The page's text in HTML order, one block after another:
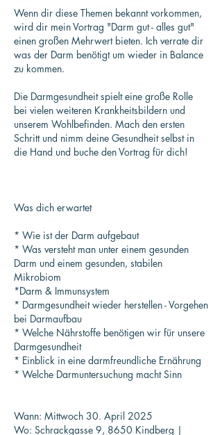
Wenn dir diese Themen bekannt vorkommen,
wird dir mein Vortrag "Darm gut - alles gut"
einen großen Mehrwert bieten. Ich verrate dir
was der Darm benötigt um wieder in Balance
zu kommen.
Die Darmgesundheit spielt eine große Rolle
bei vielen weiteren Krankheitsbildern und
unserem Wohlbefinden. Mach den ersten
Schritt und nimm deine Gesundheit selbst in
die Hand und buche den Vortrag für dich!
Was dich erwartet
* Wie ist der Darm aufgebaut
* Was versteht man unter einem gesunden
Darm und einem gesunden, stabilen
Mikrobiom
*Darm & Immunsystem
* Darmgesundheit wieder herstellen - Vorgehen
bei Darmaufbau
* Welche Nährstoffe benötigen wir für unsere
Darmgesundheit
* Einblick in eine darmfreundliche Ernährung
* Welche Darmuntersuchung macht Sinn
Wann: Mittwoch 30. April 2025
Wo: Schrackgasse 9, 8650 Kindberg |